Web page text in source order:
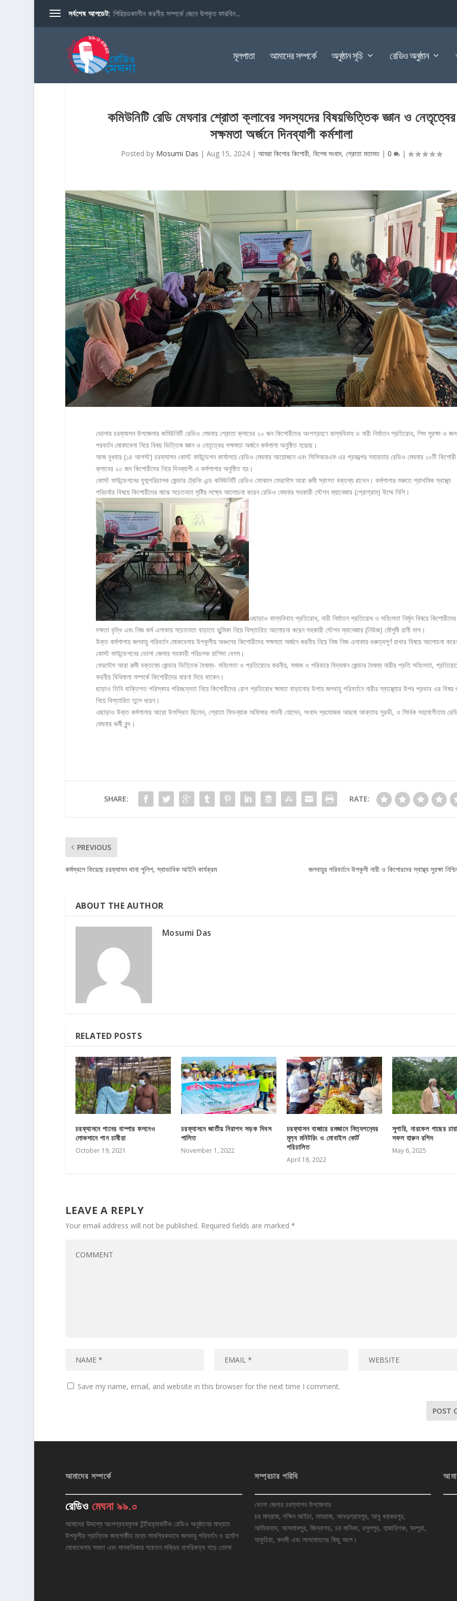
সর্বশেষ আপডেট: পিরিয়ডকালীন করণীয় সম্পর্কে জেনে উপকৃত ফারবিন...
মূলপাতা আমাদের সম্পর্কে অনুষ্ঠান সূচি রেডিও অনুষ্ঠান
কমিউনিটি রেডি মেঘনার শ্রোতা ক্লাবের সদস্যদের বিষয়ভিত্তিক জ্ঞান ও নেতৃত্বের
সক্ষমতা অর্জনে দিনব্যাপী কর্মশালা
Posted by Mosumi Das |Aug 15, 2024 |আমরা কিশোর কিশোরী,বিশেষ সংবাদ,শ্রোতা মতামত|0 |
ভোলার চরফ্যাসন উপজেলার কমিউনিটি রেডিও মেঘনার শ্রোতা ক্লাবের ২০ জন কিশোরীদের অংশগ্রহণে বাল্যবিবাহ ও নারী নির্যাতন প্রতিরোধ, শিশু সুরক্ষা ও
পরবর্তন মোকাবেলা নিয়ে বিষয় ভিত্তিক জ্ঞান ও নেতৃত্বের সক্ষমতা অর্জনে কর্মশালা অনুষ্ঠিত হয়েছে।
আজ বুধবার (১৪ আগস্ট) চরফ্যাসন কোস্ট ফাউন্ডেশন কার্যালয়ে রেডিও মেঘনার আয়োজনে এবং সিসিআরএফ এর প্রকল্পের সহায়তায় রেডিও মেঘনার ১০টি কিশোরী
ক্লাবের ২০ জন কিশোরীদের নিয়ে দিনব্যাপী এ কর্মশালার অনুষ্ঠিত হয়।
কোস্ট ফাউন্ডেশনের যুগ্মপরিচালক জেন্ডার ট্রেনিং এন্ড কমিউনিটি রেডিও ফোকাল ফেরদৌস আরা রুমী স্বাগত বক্তব্য রাখেন। কর্মশালার শুরুতে প্রাথমিক স্বাস্থ্য
পরিচর্যার বিষয়ে কিশোরীদের মাঝে সচেতনতা সৃষ্টির লক্ষ্যে আলোচনা করেন রেডিও মেঘনার সহকারী স্টেশন ম্যানেজার (প্রোগ্রাম) উম্মে নিশি।
এছাড়াও বাল্যবিবাহ প্রতিরোধ, নারী নির্যাতন প্রতিরোধ ও সহিংসতা নির্মূল বিষয়ে কিশোরীদের
দক্ষতা বৃদ্ধি এবং নিজ কর্ম এলাকায় সচেতনতা বাড়াতে ভূুমিকা নিয়ে বিস্তারিত আলোচনা করেন সহকারী স্টেশন ম্যানেজার (নিউজ) মৌসুমী রানী দাস।
উক্ত কর্মশালায় জলবায়ু পরিবর্তন মোকবেলায় উপকূলীয় অঞ্চলের কিশোরীদের সক্ষমতা অর্জনে করনীয় নিয়ে নিজ নিজ এলাকায় গুরুত্বপূর্ণ রাখার বিষয়ে আলোচনা
কোস্ট ফাউন্ডেশনের ভোলা জেলার সহকারী পরিচলক রাশিদা বেগম।
ফেরদৌস আরা রুমী বক্তব্যে জেন্ডার ভিত্তিক বৈষম্য- সহিংসতা ও প্রতিরোধে করনীয়, সমাজ ও পরিবারে বিদ্যমান জেন্ডার বৈষম্য নারীর প্রতি সহিংসতা,
করনীয় বিধিমালা সম্পর্কে কিশোরীদের ধারণা দিয়ে থাকেন।
ছাড়াও তিনি বাক্তিগত পরিস্কার পরিচ্ছন্নতা নিয়ে কিশোরীদের রোগ প্রতিরোধ ক্ষমতা বাড়ানোর উপায় জলবায়ু পরিবর্তনে নারীর স্বাস্থ্যোর উপর প্রভাব এর
নিয়ে বিস্তারিত তুলে ধরেন।
এছাড়াও উক্ত কর্মশালায় আরো উপস্থিত ছিলেন, শ্রোতা ফিডব্যাক অফিসার লাবনী হোসেন, সংবাদ প্রযোজক আছমা আক্তার সুরভী, ও সাির্বক সহযোগীতায়
মেঘনার কর্মী বৃন্দ।
SHARE: RATE:
PREVIOUS
কর্মস্থলে ফিরেছে চরফ্যাসন থানা পুলিশ, স্বাভাবিক আইনি কার্যক্রম জলবায়ুর পরিবর্তনে উপকূলী নারী ও কিশোরদের স্বাস্থ্য সুরক্ষা
ABOUT THE AUTHOR
Mosumi Das
RELATED POSTS
চরফ্যাসনে পানের বাম্পার ফলনেও
লোকসানে পান চাষীরা
October 19, 2021
চরফ্যাসনে জাতীয় নিরাপদ সড়ক দিবস
পালিত
November 1, 2022
চরফ‍্যাসন বাজারে রমজানে নিত‍্যপন‍্যের
মূল‍্য মনিটরিং ও মোবাইল কোর্ট
পরিচালিত
April 18, 2022
সুপারি, নারকেল গাছের
সফল হারুন রশিদ
May 6, 2025
LEAVE A REPLY
Your email address will not be published. Required fields are marked *
Save my name, email, and website in this browser for the next time I comment.
আমাদের সম্পর্কে
রেডিও মেঘনা ৯৯.০
আমাদের উদ্দশ্যে অংশগ্রহনমূলক ইর্ন্ট্যার‌্যাকটিভ রেডিও অনুষ্ঠানের মাধ্যমে
উপকুলীয় প্রান্তিক জনগোষ্ঠীর মধ্যে সামগ্রিকভাবে জলবায়ু পরিবর্তন ও দুর্যোগ
মোকাবেলায় সমতা এবং মানবাধিকার সচেতন সক্রিয় নাগরিকত্ব গড়ে তোলা
সম্প্রচার পরিধি
ভোলা জেলার চরফ্যাশন উপজেলার
চর মাদ্রাজ, দক্ষিন আইচা, সামরাজ, আবদুল্রাহপুর, আবু বক্করপুর,
আমিনাবাদ, আসলামপুর, জিন্নাগড়, চর মানিকা, রসুলপুর, হাজারিগঞ্চ, মনপুরা,
সাকুচিয়া, কলমী এবং লালমোহনের কিছু অংশ।